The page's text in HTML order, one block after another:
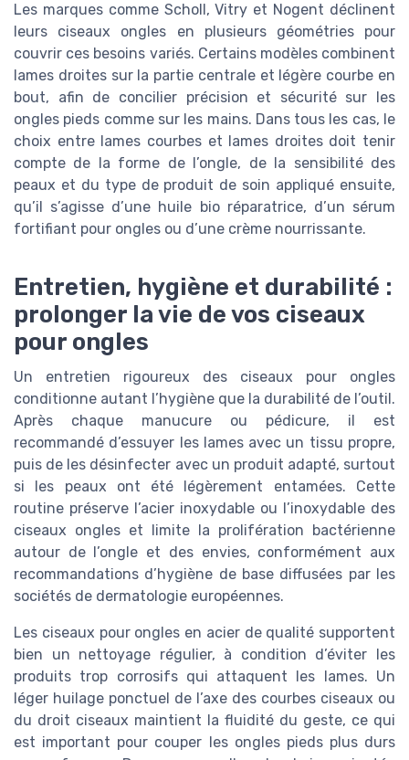
Les marques comme Scholl, Vitry et Nogent déclinent
leurs ciseaux ongles en plusieurs géométries pour
couvrir ces besoins variés. Certains modèles combinent
lames droites sur la partie centrale et légère courbe en
bout, afin de concilier précision et sécurité sur les
ongles pieds comme sur les mains. Dans tous les cas, le
choix entre lames courbes et lames droites doit tenir
compte de la forme de l’ongle, de la sensibilité des
peaux et du type de produit de soin appliqué ensuite,
qu’il s’agisse d’une huile bio réparatrice, d’un sérum
fortifiant pour ongles ou d’une crème nourrissante.
Entretien, hygiène et durabilité :
prolonger la vie de vos ciseaux
pour ongles
Un entretien rigoureux des ciseaux pour ongles
conditionne autant l’hygiène que la durabilité de l’outil.
Après chaque manucure ou pédicure, il est
recommandé d’essuyer les lames avec un tissu propre,
puis de les désinfecter avec un produit adapté, surtout
si les peaux ont été légèrement entamées. Cette
routine préserve l’acier inoxydable ou l’inoxydable des
ciseaux ongles et limite la prolifération bactérienne
autour de l’ongle et des envies, conformément aux
recommandations d’hygiène de base diffusées par les
sociétés de dermatologie européennes.
Les ciseaux pour ongles en acier de qualité supportent
bien un nettoyage régulier, à condition d’éviter les
produits trop corrosifs qui attaquent les lames. Un
léger huilage ponctuel de l’axe des courbes ciseaux ou
du droit ciseaux maintient la fluidité du geste, ce qui
est important pour couper les ongles pieds plus durs